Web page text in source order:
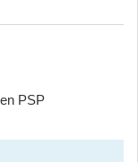
PSP